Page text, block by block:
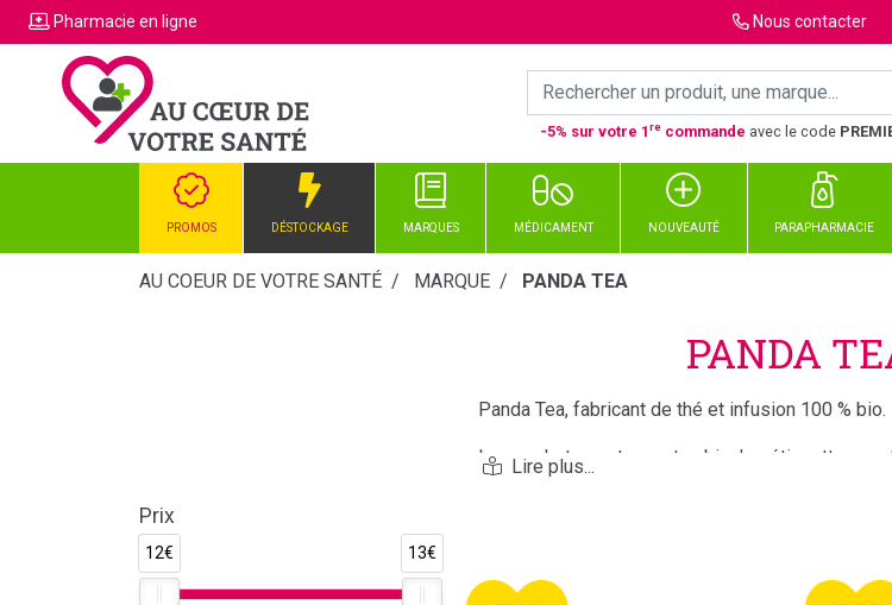
Pharmacie en ligne Nous contacter
-5% sur votre 1re commande avec le code
PROMOS DÉSTOCKAGE MARQUES MÉDICAMENT NOUVEAUTÉ PARAPHARMACIE
AU COEUR DE VOTRE SANTÉ MARQUE PANDA TEA
PANDA
Panda Tea, fabricant de thé et infusion 100 % bio.
Les sachets sont en coton bio, les étiquettes
Prix
12€ 13€